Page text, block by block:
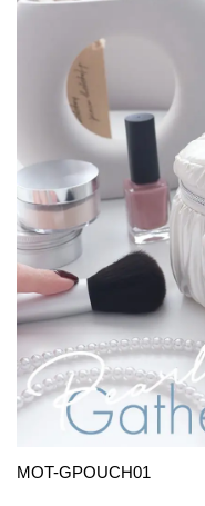
MOT-GPOUCH01